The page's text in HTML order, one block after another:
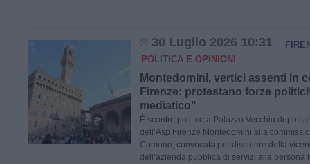
30 Luglio 2026 10:31
POLITICA E OPINIONI
Montedomini, vertici assenti in
Firenze: protestano forze
mediatico"
È scontro politico a Palazzo Vecchio dopo
dell’Asp Firenze Montedomini alla
Comune, convocata per discutere della
dell’azienda pubblica di servizi alla persona